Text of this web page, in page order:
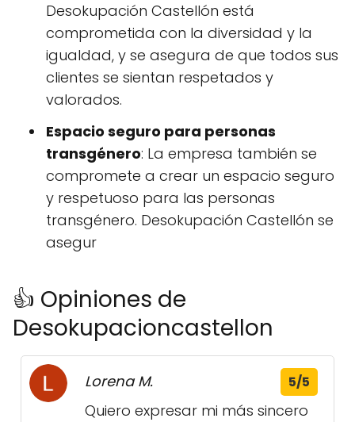
Desokupación Castellón está
comprometida con la diversidad y la
igualdad, y se asegura de que todos sus
clientes se sientan respetados y
valorados.
Espacio seguro para personas
transgénero: La empresa también se
compromete a crear un espacio seguro
y respetuoso para las personas
transgénero. Desokupación Castellón se
asegur
👍 Opiniones de
Desokupacioncastellon
Lorena M. 5/5
Quiero expresar mi más sincero